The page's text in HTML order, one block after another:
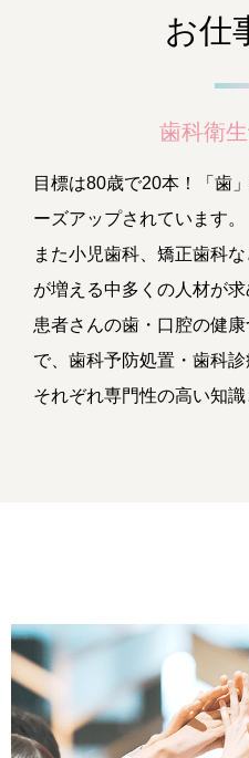
お仕
歯科衛
目標は80歳で20本！「歯
ーズアップされています。
また小児歯科、矯正歯科
が増える中多くの人材が求
患者さんの歯・口腔の健
で、歯科予防処置・歯科
それぞれ専門性の高い知識